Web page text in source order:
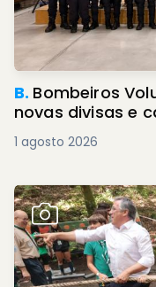
B. Bombeiros
novas divisas e
1 agosto 2026